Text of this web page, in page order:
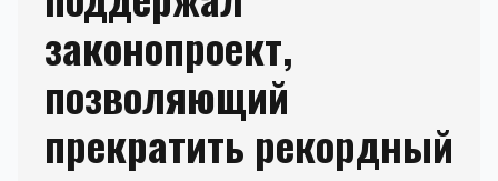
законопроект,
позволяющий
прекратить рекордный